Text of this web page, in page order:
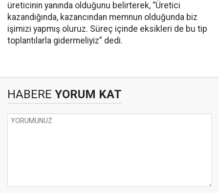
üreticinin yanında olduğunu belirterek, “Üretici
kazandığında, kazancından memnun olduğunda biz
işimizi yapmış oluruz. Süreç içinde eksikleri de bu tip
toplantılarla gidermeliyiz” dedi.
HABERE YORUM KAT